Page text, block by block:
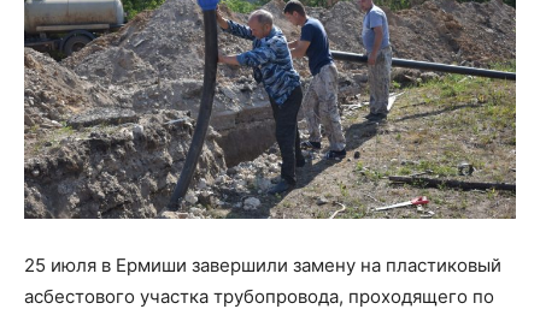
25 июля в Ермиши завершили замену на пластиковый
асбестового участка трубопровода, проходящего по